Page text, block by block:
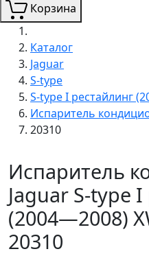
Корзина
Каталог
Jaguar
S-type
S-type I рестайлинг
Испаритель
20310
Испаритель
Jaguar S-type
(2004—2008)
20310